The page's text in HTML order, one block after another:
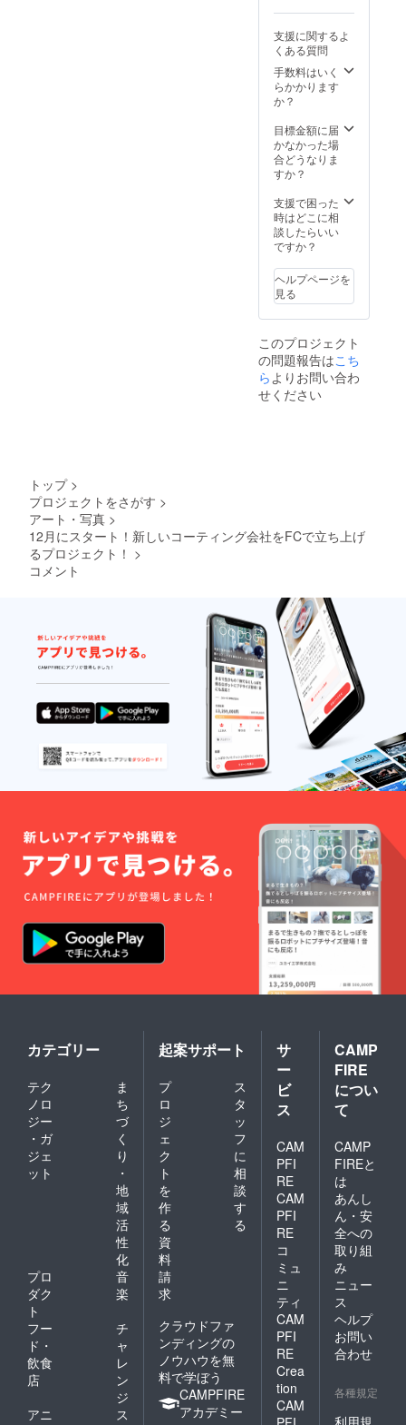
支援に関するよ
くある質問
手数料はいく
らかかります
か？
目標金額に届
かなかった場
合どうなりま
すか？
支援で困った
時はどこに相
談したらいい
ですか？
ヘルプページを
見る
このプロジェクト
の問題報告はこち
らよりお問い合わ
せください
トップ >
プロジェクトをさがす >
アート・写真 >
12月にスタート！新しいコーティング会社をFCで立ち上げ
るプロジェクト！ >
コメント
カテゴリー
テク
ノロ
ジー
・ガ
ジェ
ット
ま
ち
づ
く
り
・
地
域
活
性
化
プロ
ダク
ト
音
楽
フー
ド・
飲食
店
チ
ャ
レ
ン
ジ
アニ
ス
起案サポート
プ
ロ
ジ
ェ
ク
ト
を
作
る
ス
タ
ッ
フ
に
相
談
す
る
資
料
請
求
クラウドファ
ンディングの
ノウハウを無
料で学ぼう
CAMPFIRE
アカデミー
サ
ー
ビ
ス
CAM
PFI
RE
CAM
PFI
RE
コ
ミュ
ニ
ティ
CAM
PFI
RE
Crea
tion
CAM
CAMP
FIRE
につい
て
CAMP
FIREと
は
あんし
ん・安
全への
取り組
み
ニュー
ス
ヘルプ
お問い
合わせ
各種規定